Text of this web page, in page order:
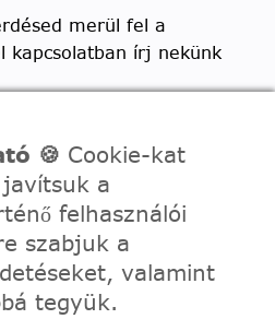
merül fel a
kapcsolatban írj nekünk
hello@festede.hu
kapcsolatban:
Facebook csoportunkhoz!
🍪 Cookie-kat
a
felhasználói
szabjuk a
valamint
tegyük.